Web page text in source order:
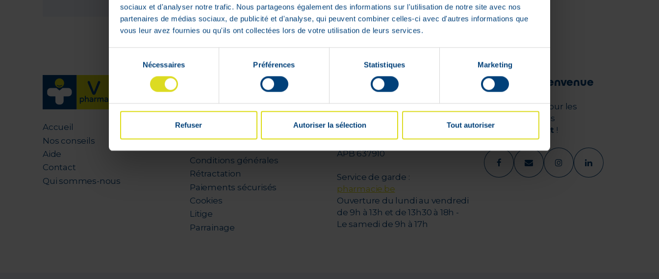
sociaux et d'analyser notre trafic. Nous partageons également des informations sur l'utilisation de notre site avec nos
partenaires de médias sociaux, de publicité et d'analyse, qui peuvent combiner celles-ci avec d'autres informations que
vous leur avez fournies ou qu'ils ont collectées lors de votre utilisation de leurs services.
consentement
Nécessaires Préférences Statistiques Marketing
Refuser Autoriser la sélection Tout autoriser
Accueil
Nos conseils
Aide
Contact
Qui sommes-nous
Mon compte
Livraisons
Conditions générales
Rétractation
Paiements sécurisés
Cookies
Litige
Parrainage
VPharma
V-Pharma
rue de Limbourg, 31 A
4800 Verviers (Belgique)
APB 637910
Service de garde :
pharmacie.be
Ouverture du lundi au vendredi
de 9h à 13h et de 13h30 à 18h -
Le samedi de 9h à 17h
Offre de bienvenue
-5€ OFFERTSpour les
nouveaux clients
dès
50€ d’achat !